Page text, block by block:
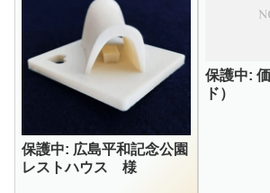
保護中: 広島平和記念公園
レストハウス 様
保護中:
ド）